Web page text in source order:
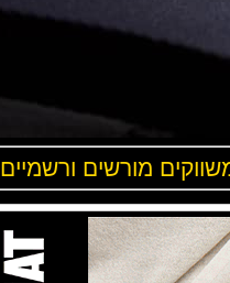
מורשים ורשמיים